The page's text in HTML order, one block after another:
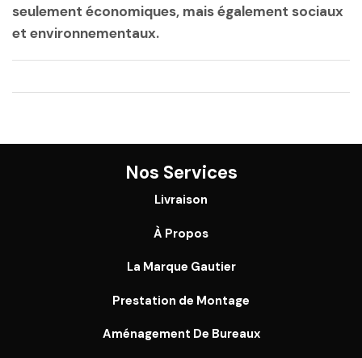
seulement économiques, mais également sociaux
et environnementaux.
Nos Services
Livraison
À Propos
La Marque Gautier
Prestation de Montage
Aménagement De Bureaux